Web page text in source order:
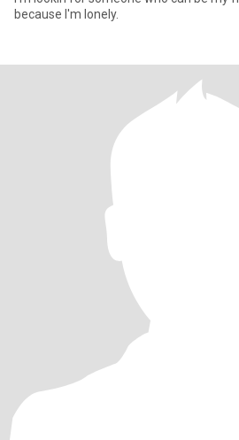
because I'm lonely.